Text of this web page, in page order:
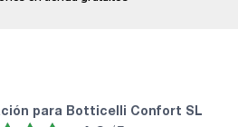
para Botticelli Confort SL